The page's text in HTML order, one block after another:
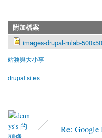
附加檔案
images-drupal-mlab-
站務與大小事
drupal sites
Re: